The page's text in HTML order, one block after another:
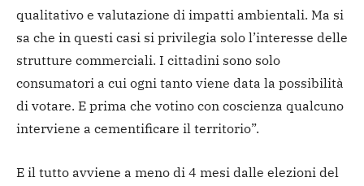
qualitativo e valutazione di impatti ambientali. Ma si
sa che in questi casi si privilegia solo l’interesse delle
strutture commerciali. I cittadini sono solo
consumatori a cui ogni tanto viene data la possibilità
di votare. E prima che votino con coscienza qualcuno
interviene a cementificare il territorio”.
E il tutto avviene a meno di 4 mesi dalle elezioni del